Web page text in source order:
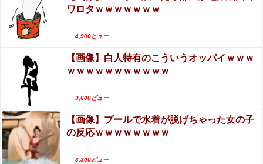
ワロタｗｗｗｗｗｗｗ
4,900ビュー
【画像】白人特有のこういうオッパイｗｗｗ
ｗｗｗｗｗｗｗｗｗｗｗ
3,600ビュー
【画像】プールで水着が脱げちゃった女の子
の反応ｗｗｗｗｗｗｗｗ
3,300ビュー